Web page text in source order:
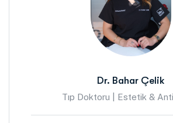
Dr. Bahar Çelik
Tıp Doktoru | Estetik &